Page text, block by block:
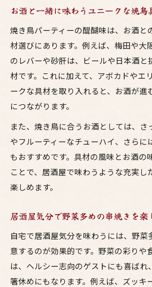
お酒と一緒に味わうユニークな焼鳥
焼き鳥パーティーの醍醐味は、お酒と
材選びにあります。例えば、梅田や大
のレバーや砂肝は、ビールや日本酒と
材です。これに加えて、アボカドやエ
ークな具材を取り入れると、お酒が進
につながります。
また、焼き鳥に合うお酒としては、さ
やフルーティーなチューハイ、さらに
もおすすめです。具材の風味とお酒の
ことで、居酒屋で味わうような充実し
楽しめます。
居酒屋気分で野菜多めの串焼きを楽
自宅で居酒屋気分を味わうには、野菜
意するのが効果的です。野菜の彩りや
は、ヘルシー志向のゲストにも喜ばれ
箸休めにもなります。例えば、ズッキ